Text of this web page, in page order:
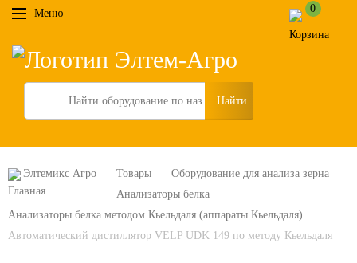
Меню 0
Search
Элтемикс Агро Товары
Оборудование для анализа зерна
Анализаторы белка
Анализаторы белка методом Кьельдаля (аппараты Кьельдаля)
Автоматический дистиллятор VELP UDK 149 по методу Кьельдаля